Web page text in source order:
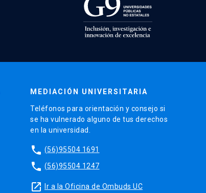
MEDIACIÓN UNIVERSITARIA
Teléfonos para orientación y consejo si
se ha vulnerado alguno de tus derechos
en la universidad.
phone (56)95504 1691
phone (56)95504 1247
launch Ir a la Oficina de Ombuds UC